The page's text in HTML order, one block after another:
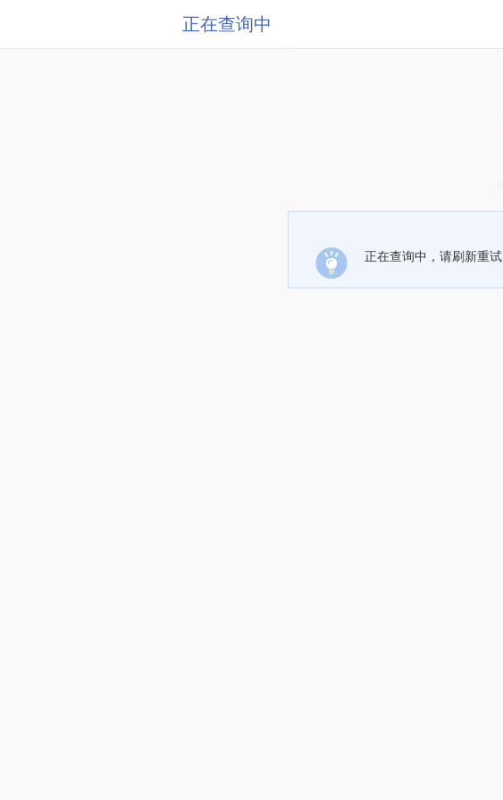
正在查询中
正在查询中，请刷新重试